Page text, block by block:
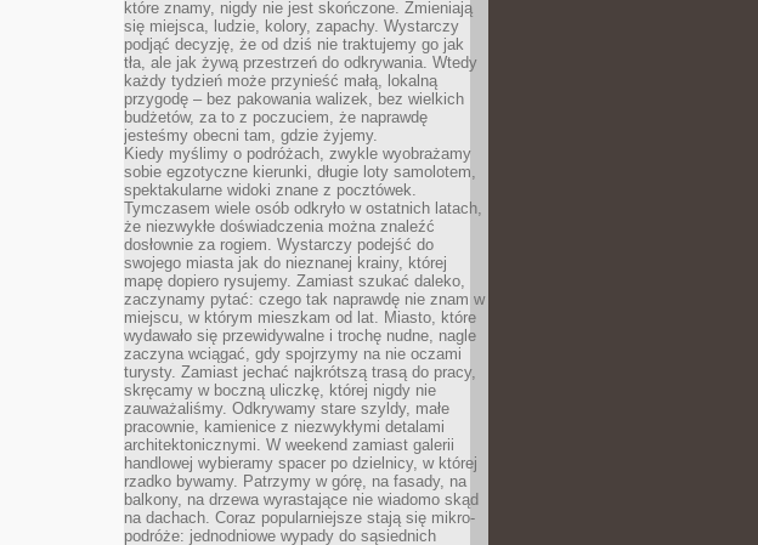
które znamy, nigdy nie jest skończone. Zmieniają
się miejsca, ludzie, kolory, zapachy. Wystarczy
podjąć decyzję, że od dziś nie traktujemy go jak
tła, ale jak żywą przestrzeń do odkrywania. Wtedy
każdy tydzień może przynieść małą, lokalną
przygodę – bez pakowania walizek, bez wielkich
budżetów, za to z poczuciem, że naprawdę
jesteśmy obecni tam, gdzie żyjemy.
Kiedy myślimy o podróżach, zwykle wyobrażamy
sobie egzotyczne kierunki, długie loty samolotem,
spektakularne widoki znane z pocztówek.
Tymczasem wiele osób odkryło w ostatnich latach,
że niezwykłe doświadczenia można znaleźć
dosłownie za rogiem. Wystarczy podejść do
swojego miasta jak do nieznanej krainy, której
mapę dopiero rysujemy. Zamiast szukać daleko,
zaczynamy pytać: czego tak naprawdę nie znam w
miejscu, w którym mieszkam od lat. Miasto, które
wydawało się przewidywalne i trochę nudne, nagle
zaczyna wciągać, gdy spojrzymy na nie oczami
turysty. Zamiast jechać najkrótszą trasą do pracy,
skręcamy w boczną uliczkę, której nigdy nie
zauważaliśmy. Odkrywamy stare szyldy, małe
pracownie, kamienice z niezwykłymi detalami
architektonicznymi. W weekend zamiast galerii
handlowej wybieramy spacer po dzielnicy, w której
rzadko bywamy. Patrzymy w górę, na fasady, na
balkony, na drzewa wyrastające nie wiadomo skąd
na dachach. Coraz popularniejsze stają się mikro-
podróże: jednodniowe wypady do sąsiednich